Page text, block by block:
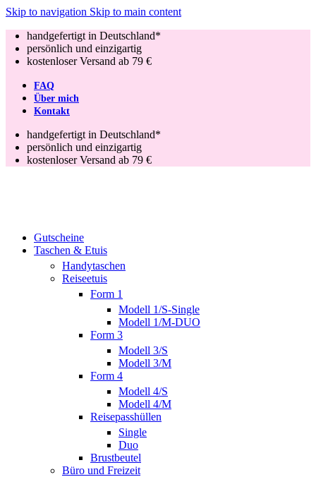
Skip to navigation Skip to main content
handgefertigt in Deutschland*
persönlich und einzigartig
kostenloser Versand ab 79 €
FAQ
Über mich
Kontakt
handgefertigt in Deutschland*
persönlich und einzigartig
kostenloser Versand ab 79 €
Gutscheine
Taschen & Etuis
Handytaschen
Reiseetuis
Form 1
Modell 1/S-Single
Modell 1/M-DUO
Form 3
Modell 3/S
Modell 3/M
Form 4
Modell 4/S
Modell 4/M
Reisepasshüllen
Single
Duo
Brustbeutel
Büro und Freizeit